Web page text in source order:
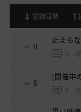
登録日順
0
止まら
0
8
[開催中
0